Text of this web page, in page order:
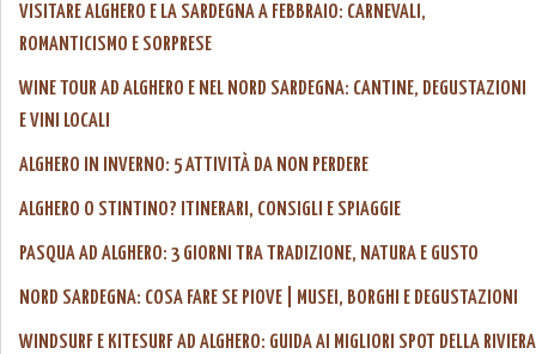
VISITARE ALGHERO E LA SARDEGNA A FEBBRAIO: CARNEVALI,
ROMANTICISMO E SORPRESE
WINE TOUR AD ALGHERO E NEL NORD SARDEGNA: CANTINE, DEGUSTAZIONI
E VINI LOCALI
ALGHERO IN INVERNO: 5 ATTIVITÀ DA NON PERDERE
ALGHERO O STINTINO? ITINERARI, CONSIGLI E SPIAGGIE
PASQUA AD ALGHERO: 3 GIORNI TRA TRADIZIONE, NATURA E GUSTO
NORD SARDEGNA: COSA FARE SE PIOVE | MUSEI, BORGHI E DEGUSTAZIONI
WINDSURF E KITESURF AD ALGHERO: GUIDA AI MIGLIORI SPOT DELLA RIVIERA